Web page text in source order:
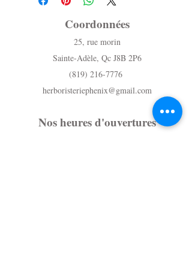
Coordonnées
25, rue morin
Sainte-Adèle, Qc J8B 2P6
(819) 216-7776
herboristeriephenix@gmail.com
Nos heures d'ouvertures